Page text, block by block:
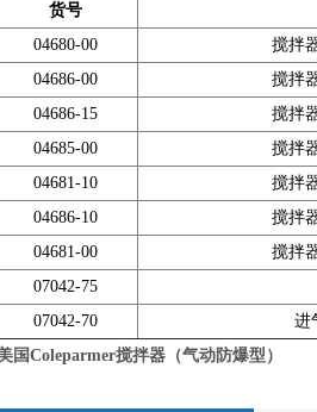
货号
04680-00
搅拌
04686-00
搅拌
04686-15
搅拌
04685-00
搅拌
04681-10
搅拌
04686-10
搅拌
04681-00
搅拌
07042-75
07042-70
进
国Coleparmer搅拌器（气动防爆型）